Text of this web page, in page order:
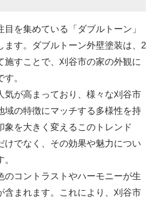
を集めている「ダブルトーン」
ます。ダブルトーン外壁塗装は、2
すことで、刈谷市の家の外観に
。
気が高まっており、様々な刈谷市
域の特徴にマッチする多様性を持
象を大きく変えるこのトレンド
けでなく、その効果や魅力につい
のコントラストやハーモニーが生
含まれます。これにより、刈谷市